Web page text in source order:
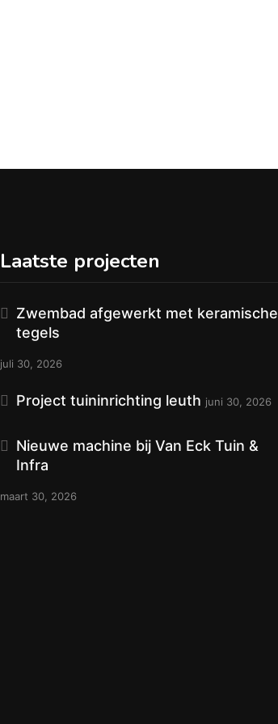
Laatste projecten
Zwembad afgewerkt met keramische
tegels
juli 30, 2026
Project tuininrichting leuth juni 30, 2026
Nieuwe machine bij Van Eck Tuin &
Infra
maart 30, 2026